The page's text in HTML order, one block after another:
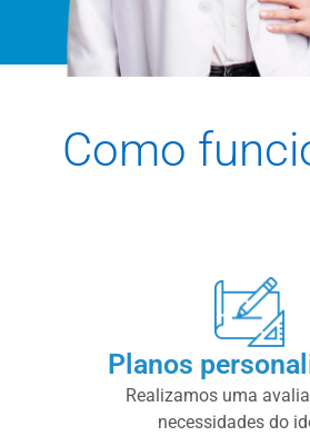
Como
Planos
Realizamos uma
necessidades do